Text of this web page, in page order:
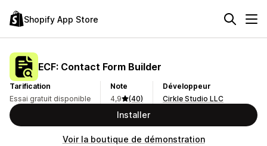
Shopify App Store
ECF: Contact Form Builder
Tarification
Essai gratuit disponible
Note
4,9
(40)
Développeur
Cirkle Studio LLC
Installer
Voir la boutique de démonstration